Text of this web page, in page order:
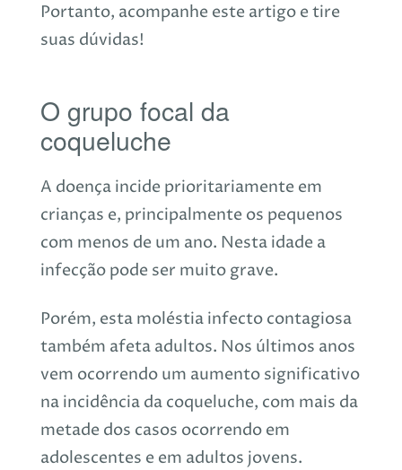
Portanto, acompanhe este artigo e tire
suas dúvidas!
O grupo focal da
coqueluche
A doença incide prioritariamente em
crianças e, principalmente os pequenos
com menos de um ano. Nesta idade a
infecção pode ser muito grave.
Porém, esta moléstia infecto contagiosa
também afeta adultos. Nos últimos anos
vem ocorrendo um aumento significativo
na incidência da coqueluche, com mais da
metade dos casos ocorrendo em
adolescentes e em adultos jovens.